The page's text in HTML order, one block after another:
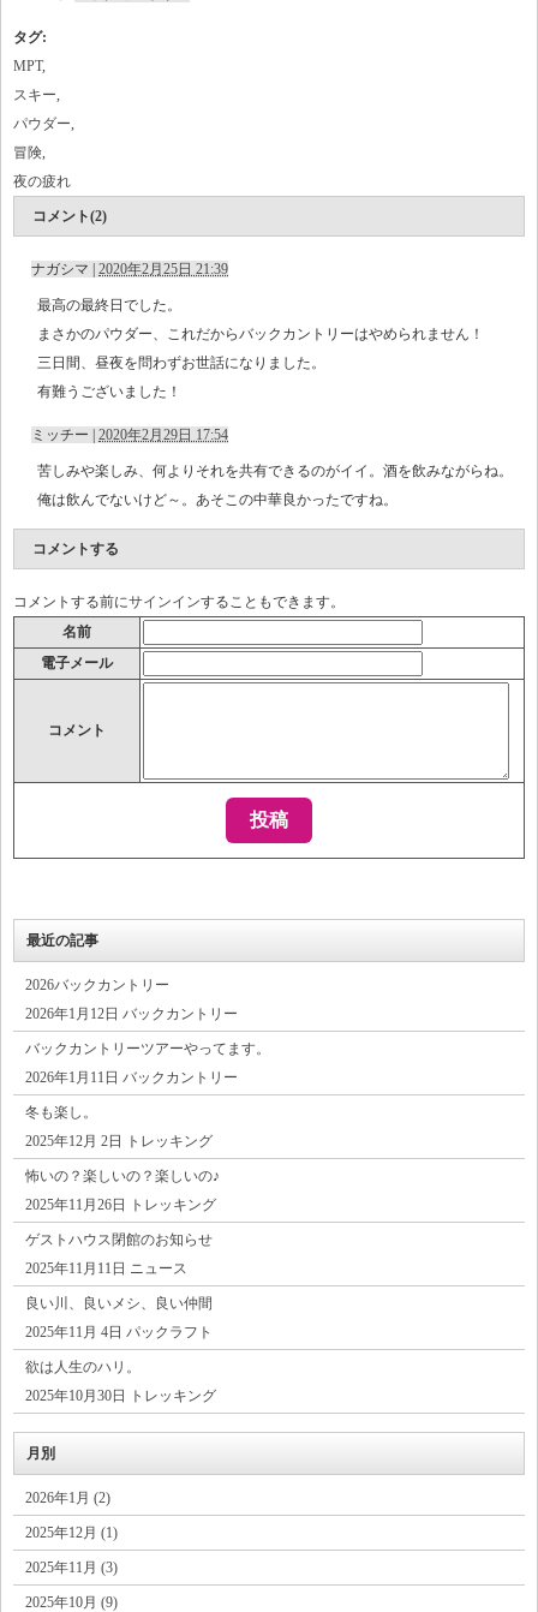
タグ:
MPT,
スキー
パウダー
冒険
夜の疲れ
コメント(2)
ナガシマ | 2020年2月25日 21:39
最高の最終日でした。
まさかのパウダー、これだからバックカントリーはやめられません！
三日間、昼夜を問わずお世話になりました。
有難うございました！
ミッチー | 2020年2月29日 17:54
苦しみや楽しみ、何よりそれを共有できるのがイイ。酒を飲みながらね。
俺は飲んでないけど～。あそこの中華良かったですね。
コメントする
コメントする前にサインインすることもできます。
名前
電子メール
コメント
最近の記事
2026バックカントリー
2026年1月12日 バックカントリー
バックカントリーツアーやってます。
2026年1月11日 バックカントリー
冬も楽し。
2025年12月 2日 トレッキング
怖いの？楽しいの？楽しいの♪
2025年11月26日 トレッキング
ゲストハウス閉館のお知らせ
2025年11月11日 ニュース
良い川、良いメシ、良い仲間
2025年11月 4日 パックラフト
欲は人生のハリ。
2025年10月30日 トレッキング
月別
2026年1月 (2)
2025年12月 (1)
2025年11月 (3)
2025年10月 (9)